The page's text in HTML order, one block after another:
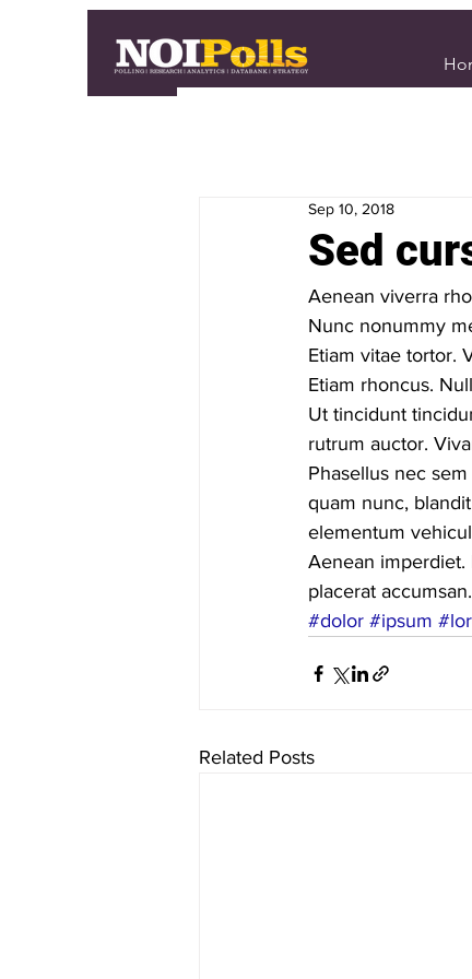
Sed
Sep 10, 2018
Aenean viverra
Nunc nonummy
Etiam vitae tortor.
Etiam rhoncus.
Ut tincidunt
rutrum auctor.
Phasellus nec
quam nunc,
elementum
Aenean imperdiet.
placerat
#dolor #ipsum
Related Posts